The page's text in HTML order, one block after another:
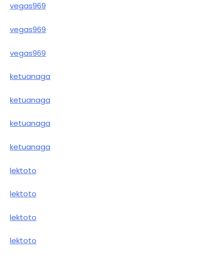
vegas969
vegas969
vegas969
ketuanaga
ketuanaga
ketuanaga
ketuanaga
lektoto
lektoto
lektoto
lektoto